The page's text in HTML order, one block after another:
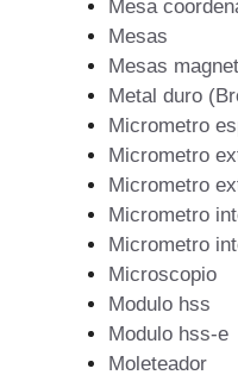
Mesa
Mesas
Mesas
Metal duro
Micrometro
Micrometro
Micrometro
Micrometro
Micrometro
Microscopio
Modulo hss
Modulo hss-e
Moleteador